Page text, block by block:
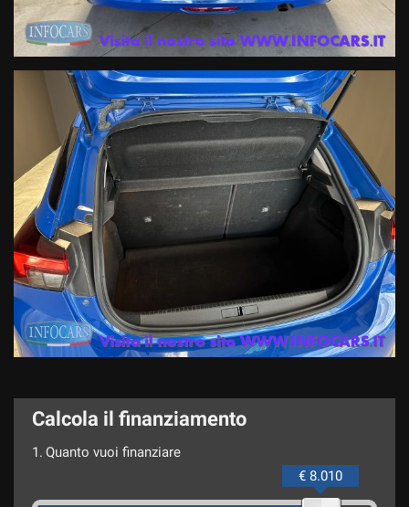
Calcola il finanziamento
1. Quanto vuoi finanziare
€ 8.010